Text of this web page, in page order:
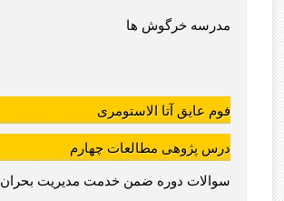
مدرسه خرگوش ها
فوم عایق آتا الاستومری
درس پژوهی مطالعات چهارم
سوالات دوره ضمن خدمت مدیریت بحران